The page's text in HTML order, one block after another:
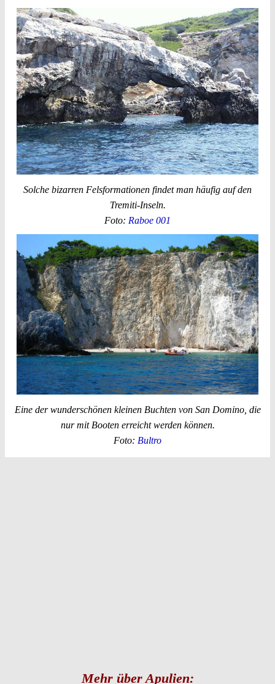
Solche bizarren Felsformationen findet man häufig auf den
Tremiti-Inseln.
Foto: Raboe 001
Eine der wunderschönen kleinen Buchten von San Domino, die
nur mit Booten erreicht werden können.
Foto: Bultro
Mehr über Apulien: